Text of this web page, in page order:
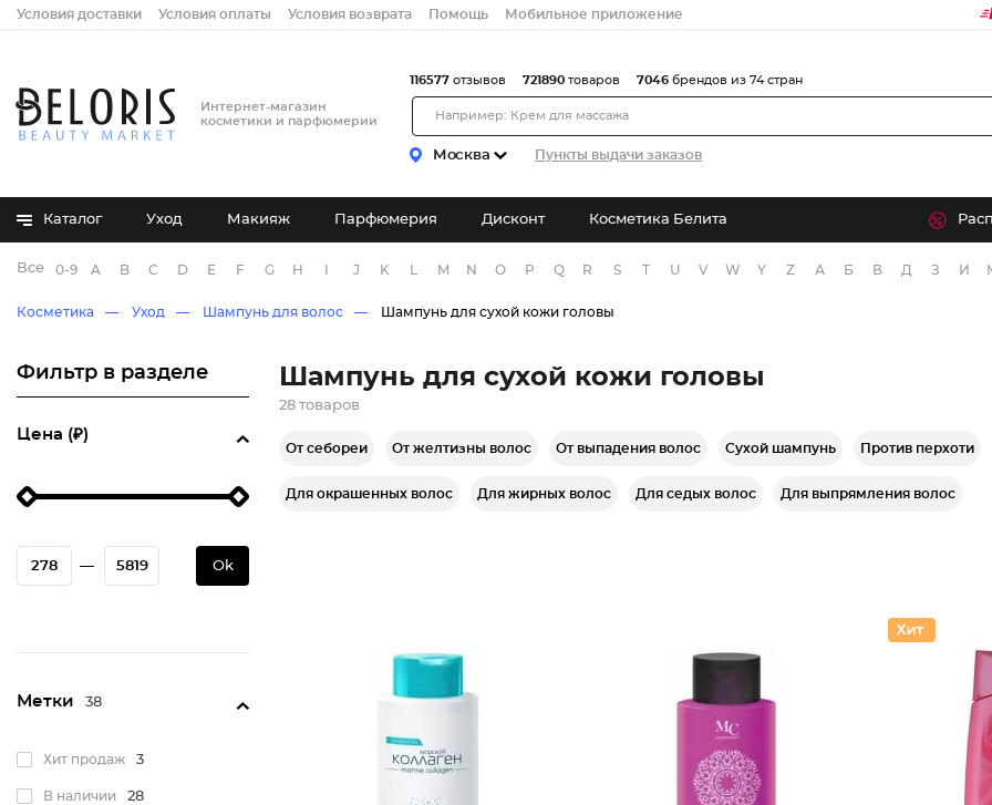
Условия доставки Условия оплаты Условия возврата Помощь Мобильное приложение
Интернет-магазин
косметики и парфюмерии
Москва Пункты выдачи заказов
116577 отзывов 721890 товаров 7046 брендов из 74 стран
Каталог Уход Макияж Парфюмерия Дисконт Косметика Белита
Все бренды
0-9 A B C D E F G H J K M N O P Q R S T U V W Y Z А Б В Д З И
Косметика Уход Шампунь для волос Шампунь для сухой кожи головы
Фильтр в разделе
Цена (₽)
— Ok
Метки 38
Хит продаж 3
В наличии 28
Шампунь для сухой кожи головы
28 товаров
От себореи От желтизны волос От выпадения волос Сухой шампунь Против перхоти
Для окрашенных волос Для жирных волос Для седых волос Для выпрямления волос